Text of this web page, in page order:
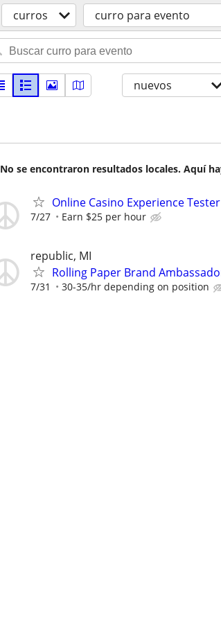
curros curro para evento
nuevos
No se encontraron resultados locales. Aquí
Online Casino Experience Tester
7/27 Earn $25 per hour
republic, MI
Rolling Paper Brand
7/31 30-35/hr depending on position